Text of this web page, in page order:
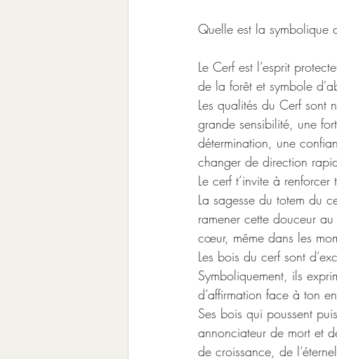
Quelle est la symbolique
Le Cerf est l’esprit
de la forêt et symbole
Les qualités du Cerf sont
grande sensibilité, une
détermination, une
changer de direction
Le cerf t’invite à
La sagesse du totem du
ramener cette douceur
cœur, même dans les
Les bois du cerf sont
Symboliquement, ils
d’affirmation face à ton
Ses bois qui poussent
annonciateur de mort et
de croissance, de